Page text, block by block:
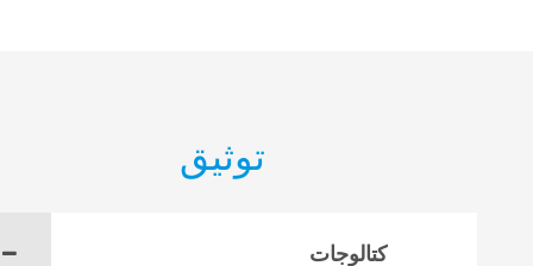
توثيق
كتالوجات